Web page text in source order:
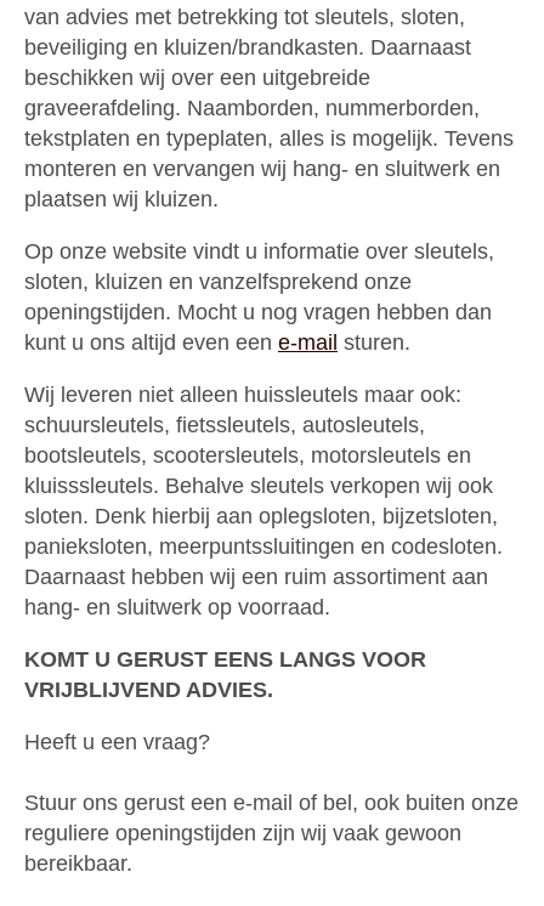
van advies met betrekking tot sleutels, sloten,
beveiliging en kluizen/brandkasten. Daarnaast
beschikken wij over een uitgebreide
graveerafdeling. Naamborden, nummerborden,
tekstplaten en typeplaten, alles is mogelijk. Tevens
monteren en vervangen wij hang- en sluitwerk en
plaatsen wij kluizen.
Op onze website vindt u informatie over sleutels,
sloten, kluizen en vanzelfsprekend onze
openingstijden. Mocht u nog vragen hebben dan
kunt u ons altijd even een e-mail sturen.
Wij leveren niet alleen huissleutels maar ook:
schuursleutels, fietssleutels, autosleutels,
bootsleutels, scootersleutels, motorsleutels en
kluisssleutels. Behalve sleutels verkopen wij ook
sloten. Denk hierbij aan oplegsloten, bijzetsloten,
panieksloten, meerpuntssluitingen en codesloten.
Daarnaast hebben wij een ruim assortiment aan
hang- en sluitwerk op voorraad.
KOMT U GERUST EENS LANGS VOOR
VRIJBLIJVEND ADVIES.
Heeft u een vraag?
Stuur ons gerust een e-mail of bel, ook buiten onze
reguliere openingstijden zijn wij vaak gewoon
bereikbaar.